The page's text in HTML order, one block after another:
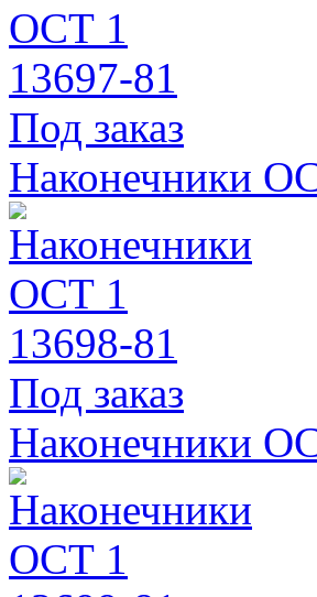
Под заказ
Наконечники
Под заказ
Наконечники